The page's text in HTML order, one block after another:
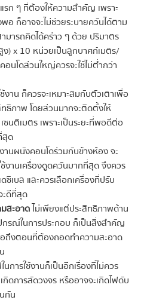
รก ๆ ที่ต้องให้ความสำคัญ เพราะ
อ ก็อาจจะไม่ช่วยระบายควันได้ตาม
ารถคิดได้คร่าว ๆ ด้วย ปริมาตร
) x 10 หน่วยเป็นลูกบาศก์เมตร/
นโดส่วนใหญ่ควรจะใช้ไม่ต่ำกว่า
งาน ก็ควรจะเหมาะสมกับตัวเตาเพื่อ
ธิภาพ โดยส่วนมากจะติดตั้งให้
นติเมตร เพราะเป็นระยะที่พอดีต่อ
สุด
านผนังคอนโดร่วมกับข้างห้อง จะ
ช้งานเครื่องดูดควันมากที่สุด จึงควร
ซิเบล และควรเลือกเครื่องที่ปรับ
ะดีที่สุด
มสะอาดไม่เพียงแต่ประสิทธิภาพด้าน
รณ์ในการประกอบ ก็เป็นสิ่งสำคัญ
ถึงตอนที่ต้องถอดทำความสะอาด
นการใช้งานก็เป็นอีกเรื่องที่ไม่ควร
กิดการลัดวงจร หรืออาจจะเกิดไฟดับ
กัน